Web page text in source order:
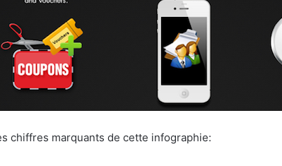
chiffres marquants de cette infographie: